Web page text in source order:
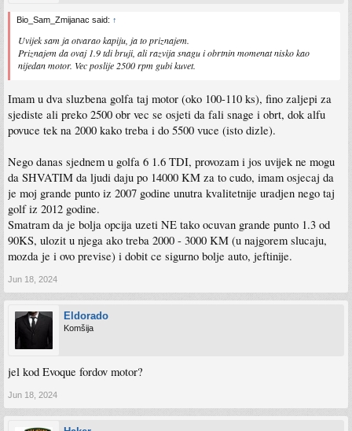
Bio_Sam_Zmijanac said: ↑
Uvijek sam ja otvarao kapiju, ja to priznajem.
Priznajem da ovaj 1.9 tdi bruji, ali razvija snagu i obrtnin momenat nisko kao
nijedan motor. Vec poslije 2500 rpm gubi kuvet.
Imam u dva sluzbena golfa taj motor (oko 100-110 ks), fino zaljepi za
sjediste ali preko 2500 obr vec se osjeti da fali snage i obrt, dok alfu
povuce tek na 2000 kako treba i do 5500 vuce (isto dizle).
Nego danas sjednem u golfa 6 1.6 TDI, provozam i jos uvijek ne mogu
da SHVATIM da ljudi daju po 14000 KM za to cudo, imam osjecaj da
je moj grande punto iz 2007 godine unutra kvalitetnije uradjen nego taj
golf iz 2012 godine.
Smatram da je bolja opcija uzeti NE tako ocuvan grande punto 1.3 od
90KS, ulozit u njega ako treba 2000 - 3000 KM (u najgorem slucaju,
mozda je i ovo previse) i dobit ce sigurno bolje auto, jeftinije.
Jun 18, 2024
Eldorado
Komšija
jel kod Evoque fordov motor?
Jun 18, 2024